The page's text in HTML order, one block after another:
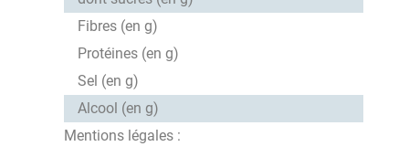
Fibres (en g)
Protéines (en g)
Sel (en g)
Alcool (en g)
Mentions légales :